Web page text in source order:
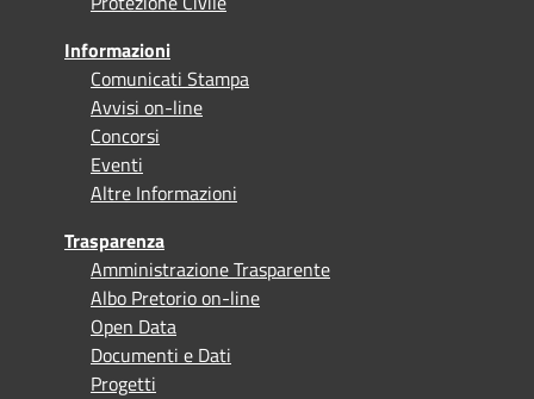
Informazioni
Comunicati Stampa
Avvisi on-line
Concorsi
Eventi
Altre Informazioni
Trasparenza
Amministrazione Trasparente
Albo Pretorio on-line
Open Data
Documenti e Dati
Progetti